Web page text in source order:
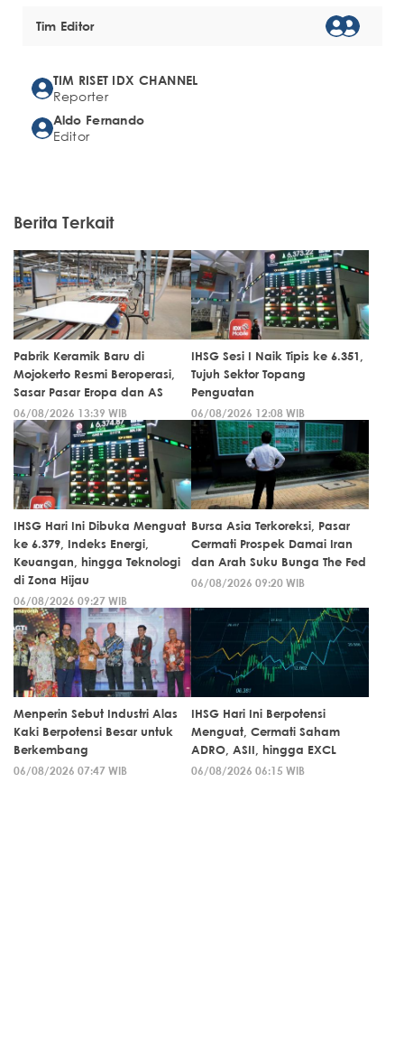
Tim Editor
TIM RISET IDX CHANNEL
Reporter
Aldo Fernando
Editor
Berita Terkait
Pabrik Keramik Baru di
Mojokerto Resmi Beroperasi,
Sasar Pasar Eropa dan AS
06/08/2026 13:39 WIB
IHSG Sesi I Naik Tipis ke 6.351,
Tujuh Sektor Topang
Penguatan
06/08/2026 12:08 WIB
IHSG Hari Ini Dibuka Menguat
ke 6.379, Indeks Energi,
Keuangan, hingga Teknologi
di Zona Hijau
06/08/2026 09:27 WIB
Bursa Asia Terkoreksi, Pasar
Cermati Prospek Damai Iran
dan Arah Suku Bunga The Fed
06/08/2026 09:20 WIB
Menperin Sebut Industri Alas
Kaki Berpotensi Besar untuk
Berkembang
06/08/2026 07:47 WIB
IHSG Hari Ini Berpotensi
Menguat, Cermati Saham
ADRO, ASII, hingga EXCL
06/08/2026 06:15 WIB